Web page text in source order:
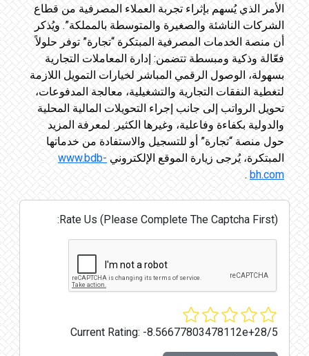
الأمر الذي يُسهم بإثراء تجربة العملاء المصرفية من قطاع
الشركات الناشئة والصغيرة والمتوسطة بالمملكة”. ويُذكر
أن منصة الخدمات المصرفية المبتكرة “تجارة” توفر حلولاً
فعّالة وذكية ومبسطة تتضمن: إدارة المعاملات التجارية
بسهولة، الوصول الرقمي المباشر لخيارات التمويل اللازمة
لتغطية النفقات التجارية والتشغيلية، معالجة المدفوعات،
تحويل الرواتب إلى جانب إجراء التحويلات المالية المحلية
والدولية بكفاءة وفاعلية، وغيرها الكثير. لمعرفة المزيد
حول منصة “تجارة” أو للتسجيل والاستفادة من خدماتها
المبتكرة، يُرجى زيارة الموقع الإلكتروني www.bdb-
bh.com
.
Rate Us (Please Complete The Captcha First):
Current Rating: -8.56677803478112e+28/5